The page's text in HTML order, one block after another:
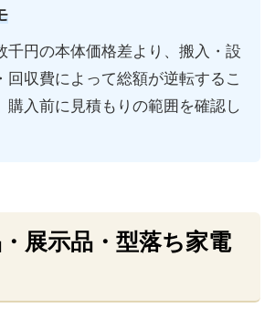
千円の本体価格差より、搬入・設
回収費によって総額が逆転するこ
購入前に見積もりの範囲を確認し
展示品・型落ち家電